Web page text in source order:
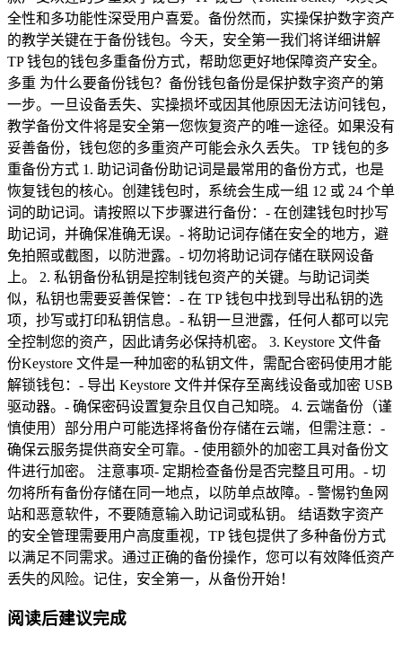
全性和多功能性深受用户喜爱。备份然而，实操保护数字资产
的教学关键在于备份钱包。今天，安全第一我们将详细讲解
TP 钱包的钱包多重备份方式，帮助您更好地保障资产安全。
多重 为什么要备份钱包？备份钱包备份是保护数字资产的第
一步。一旦设备丢失、实操损坏或因其他原因无法访问钱包，
教学备份文件将是安全第一您恢复资产的唯一途径。如果没有
妥善备份，钱包您的多重资产可能会永久丢失。 TP 钱包的多
重备份方式 1. 助记词备份助记词是最常用的备份方式，也是
恢复钱包的核心。创建钱包时，系统会生成一组 12 或 24 个单
词的助记词。请按照以下步骤进行备份：- 在创建钱包时抄写
助记词，并确保准确无误。- 将助记词存储在安全的地方，避
免拍照或截图，以防泄露。- 切勿将助记词存储在联网设备
上。 2. 私钥备份私钥是控制钱包资产的关键。与助记词类
似，私钥也需要妥善保管：- 在 TP 钱包中找到导出私钥的选
项，抄写或打印私钥信息。- 私钥一旦泄露，任何人都可以完
全控制您的资产，因此请务必保持机密。 3. Keystore 文件备
份Keystore 文件是一种加密的私钥文件，需配合密码使用才能
解锁钱包：- 导出 Keystore 文件并保存至离线设备或加密 USB
驱动器。- 确保密码设置复杂且仅自己知晓。 4. 云端备份（谨
慎使用）部分用户可能选择将备份存储在云端，但需注意：-
确保云服务提供商安全可靠。- 使用额外的加密工具对备份文
件进行加密。 注意事项- 定期检查备份是否完整且可用。- 切
勿将所有备份存储在同一地点，以防单点故障。- 警惕钓鱼网
站和恶意软件，不要随意输入助记词或私钥。 结语数字资产
的安全管理需要用户高度重视，TP 钱包提供了多种备份方式
以满足不同需求。通过正确的备份操作，您可以有效降低资产
丢失的风险。记住，安全第一，从备份开始！
阅读后建议完成